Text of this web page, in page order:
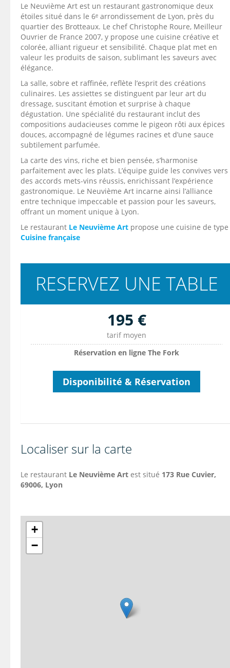
Le Neuvième Art est un restaurant gastronomique deux
étoiles situé dans le 6ᵉ arrondissement de Lyon, près du
quartier des Brotteaux. Le chef Christophe Roure, Meilleur
Ouvrier de France 2007, y propose une cuisine créative et
colorée, alliant rigueur et sensibilité. Chaque plat met en
valeur les produits de saison, sublimant les saveurs avec
élégance.
La salle, sobre et raffinée, reflète l’esprit des créations
culinaires. Les assiettes se distinguent par leur art du
dressage, suscitant émotion et surprise à chaque
dégustation. Une spécialité du restaurant inclut des
compositions audacieuses comme le pigeon rôti aux épices
douces, accompagné de légumes racines et d’une sauce
subtilement parfumée.
La carte des vins, riche et bien pensée, s’harmonise
parfaitement avec les plats. L’équipe guide les convives vers
des accords mets-vins réussis, enrichissant l’expérience
gastronomique. Le Neuvième Art incarne ainsi l’alliance
entre technique impeccable et passion pour les saveurs,
offrant un moment unique à Lyon.
Le restaurant Le Neuvième Art propose une cuisine de type
Cuisine française
RESERVEZ UNE TABLE
195 €
tarif moyen
Réservation en ligne The Fork
Disponibilité & Réservation
Localiser sur la carte
Le restaurant Le Neuvième Art est situé 173 Rue Cuvier,
69006, Lyon
+
−